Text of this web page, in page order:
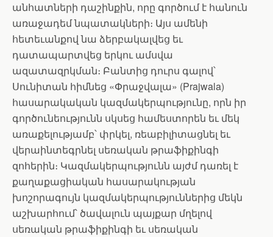
անհատների դաշինքին, որը գործում է հանուն
առաջադեմ նպատակների։ Այս ամենի
հետեւանքով նա ձերբակալվեց եւ
դատապարտվեց երկու ամսվա
ազատազրկման։ Բանտից դուրս գալով՝
Սունիտան հիմնեց «Փրաջվալա» (Prajwala)
հասարակական կազմակերպությունը, որն իր
գործունեությունն սկսեց համեստորեն եւ մեկ
առաքելությամբ՝ փրկել, ռեաբիլիտացնել եւ
վերաինտեգրնել սեռական թրաֆիքինգի
զոհերին։ Կազմակերպությունն այժմ դառել է
քաղաքացիական հասարակության
խոշորագույն կազմակերպություններից մեկն
աշխարհում՝ ծավալուն պայքար մղելով
սեռական թրաֆիքինգի եւ սեռական